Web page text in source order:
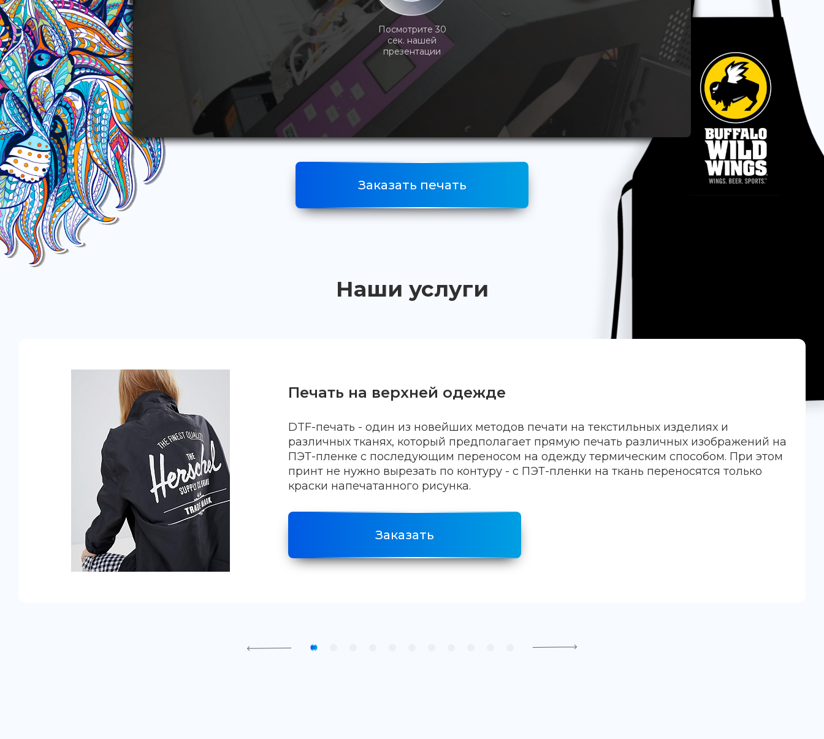
Посмотрите 30
сек. нашей
презентации
Заказать печать
Наши услуги
Печать на верхней одежде
DTF-печать - один из новейших методов печати на текстильных изделиях и
различных тканях, который предполагает прямую печать различных изображений на
ПЭТ-пленке с последующим переносом на одежду термическим способом. При этом
принт не нужно вырезать по контуру - с ПЭТ-пленки на ткань переносятся только
краски напечатанного рисунка.
Заказать